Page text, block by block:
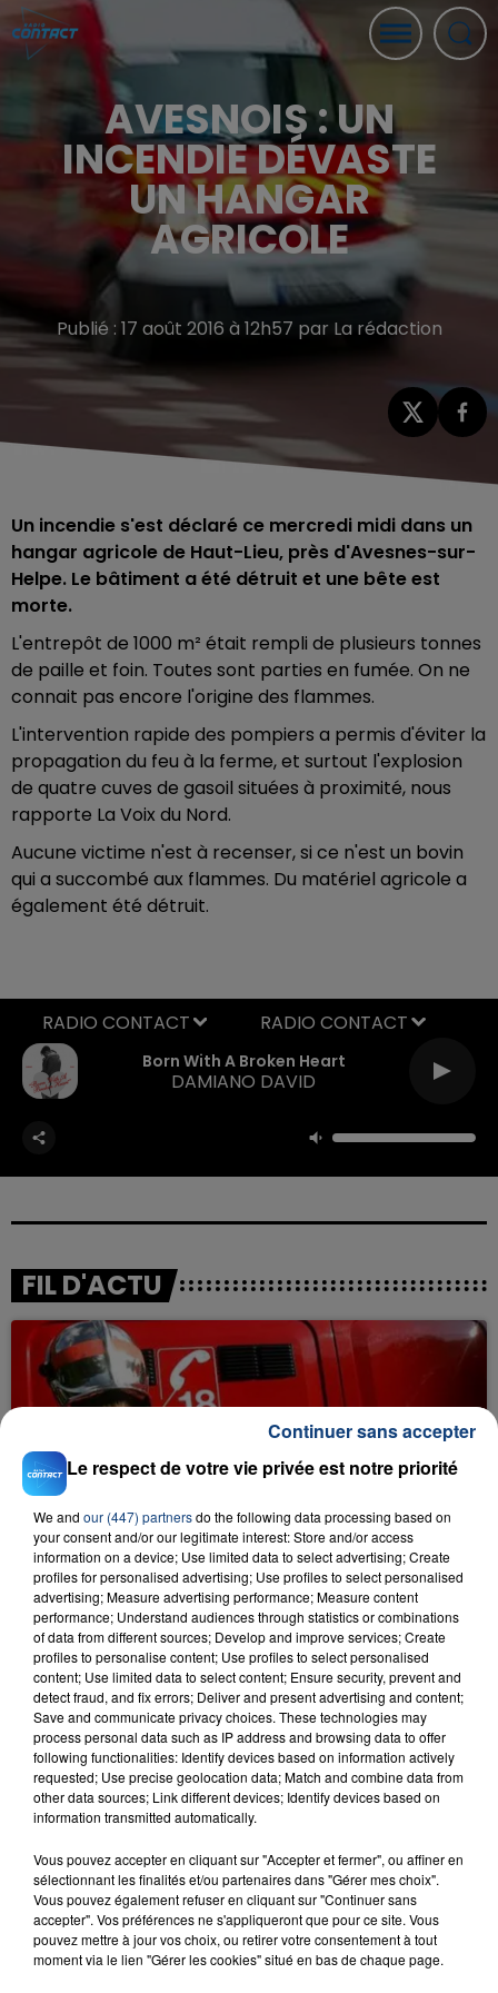
AVESNOIS : UN
INCENDIE DÉVASTE
UN HANGAR
AGRICOLE
Publié : 17 août 2016 à 12h57 par La rédaction
Un incendie s'est déclaré ce mercredi midi dans un
hangar agricole de Haut-Lieu, près d'Avesnes-sur-
Helpe. Le bâtiment a été détruit et une bête est
morte.
L'entrepôt de 1000 m² était rempli de plusieurs tonnes
de paille et foin. Toutes sont parties en fumée. On ne
connait pas encore l'origine des flammes.
L'intervention rapide des pompiers a permis d'éviter la
propagation du feu à la ferme, et surtout l'explosion
de quatre cuves de gasoil situées à proximité, nous
rapporte La Voix du Nord.
Aucune victime n'est à recenser, si ce n'est un bovin
qui a succombé aux flammes. Du matériel agricole a
également été détruit.
Born With A Broken Heart
DAMIANO DAVID
RADIO CONTACT
FIL D'ACTU
23 juillet 2026
INCENDIE MORTEL À LENS : UNE FEMME ET
SON BÉBÉ ENTRE LA VIE ET LA...
Un homme s'est immolé par le feu après avoir
aspergé sa compagne et leur bébé de trois mois
d'un liquide inflammable.
20 juillet 2026
UNE ADOLESCENTE DEVANT SE FAIRE
OPÉRER DE LA CHEVILLE RESSORT DE LA...
La famille a porté plainte contre la clinique qui a
reconnu sa responsabilité et présenté ses
excuses.
TITRES DIFFUSÉS
Le respect de votre vie privée est notre priorité
We and our (447) partnersdo the following data processing based on
your consent and/or our legitimate interest: Store and/or access
information on a device; Use limited data to select advertising; Create
profiles for personalised advertising; Use profiles to select personalised
advertising; Measure advertising performance; Measure content
performance; Understand audiences through statistics or combinations
of data from different sources; Develop and improve services; Create
profiles to personalise content; Use profiles to select personalised
content; Use limited data to select content; Ensure security, prevent and
detect fraud, and fix errors; Deliver and present advertising and content;
Save and communicate privacy choices. These technologies may
process personal data such as IP address and browsing data to offer
following functionalities: Identify devices based on information actively
requested; Use precise geolocation data; Match and combine data from
other data sources; Link different devices; Identify devices based on
information transmitted automatically.
Vous pouvez accepter en cliquant sur "Accepter et fermer", ou affiner en
sélectionnant les finalités et/ou partenaires dans "Gérer mes choix".
Vous pouvez également refuser en cliquant sur "Continuer sans
accepter". Vos préférences ne s'appliqueront que pour ce site. Vous
pouvez mettre à jour vos choix, ou retirer votre consentement à tout
moment via le lien "Gérer les cookies" situé en bas de chaque page.
Continuer sans accepter